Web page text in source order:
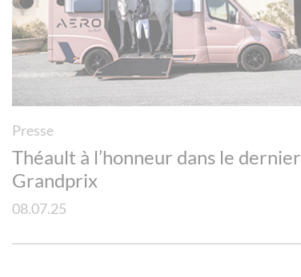
Presse
Théault à l’honneur dans le dernier
Grandprix
08.07.25